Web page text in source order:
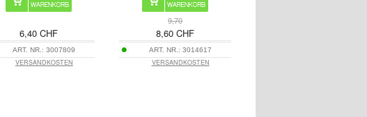
6,40 CHF
ART. NR.:3007809
VERSANDKOSTEN
9,70
8,60 CHF
ART. NR.:3014617
VERSANDKOSTEN